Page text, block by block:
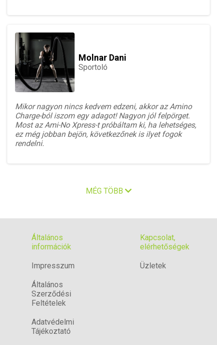
Molnar Dani
Sportoló
Mikor nagyon nincs kedvem edzeni, akkor az Amino
Charge-ból iszom egy adagot! Nagyon jól felpörget.
Most az Ami-No Xpress-t próbáltam ki, ha lehetséges,
ez még jobban bejön, következőnek is ilyet fogok
rendelni.
MÉG TÖBB
Általános
információk
Impresszum
Általános
Szerződési
Feltételek
Adatvédelmi
Tájékoztató
Kapcsolat,
elérhetőségek
Üzletek